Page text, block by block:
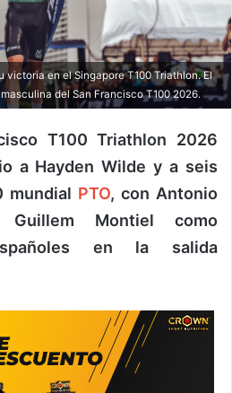
en el Singapore T100 Triathlon. El
del San Francisco T100 2026.
T100 Triathlon 2026
a Hayden Wilde y a seis
mundial PTO, con Antonio
Montiel como
en la salida